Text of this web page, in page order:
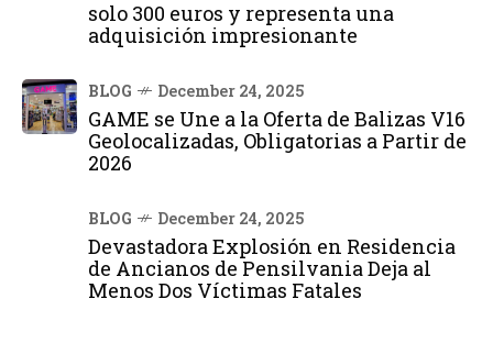
solo 300 euros y representa una
adquisición impresionante
BLOG December 24, 2025
GAME se Une a la Oferta de Balizas V16
Geolocalizadas, Obligatorias a Partir de
2026
BLOG December 24, 2025
Devastadora Explosión en Residencia
de Ancianos de Pensilvania Deja al
Menos Dos Víctimas Fatales